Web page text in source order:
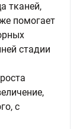
тканей,
помогает
стадии
с